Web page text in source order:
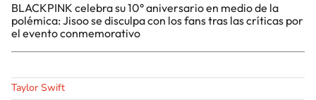
BLACKPINK celebra su 10° aniversario en medio de la
polémica: Jisoo se disculpa con los fans tras las críticas por
el evento conmemorativo
Taylor Swift